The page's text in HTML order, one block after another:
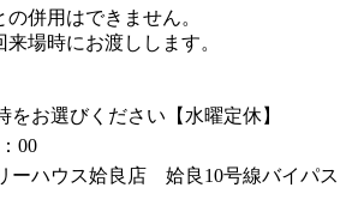
併用はできません。
場時にお渡しします。
をお選びください【水曜定休】
00
ーハウス姶良店 姶良10号線バイパス